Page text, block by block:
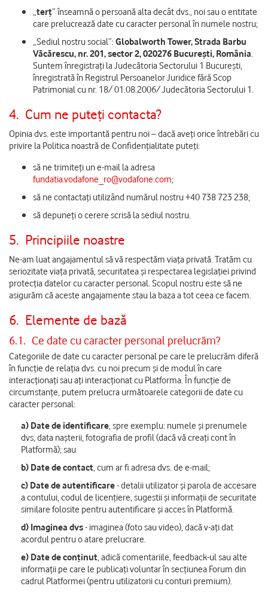
„terț” înseamnă o persoană alta decât dvs., noi sau o entitate
care prelucrează date cu caracter personal în numele nostru;
„Sediul nostru social”:Globalworth Tower, Strada Barbu
Văcărescu, nr. 201, sector 2, 020276 București, România.
Suntem înregistrați la Judecătoria Sectorului 1 București,
înregistrată în Registrul Persoanelor Juridice fără Scop
Patrimonial cu nr. 18/ 01.08.2006/ Judecătoria Sectorului 1.
4. Cum ne puteți contacta?
Opinia dvs. este importantă pentru noi – dacă aveți orice întrebări cu
privire la Politica noastră de Confidențialitate puteți:
să ne trimiteți un e-mail la adresa
fundatia.vodafone_ro@vodafone.com;
să ne contactați utilizând numărul nostru +40 738 723 238;
să depuneți o cerere scrisă la sediul nostru.
5. Principiile noastre
Ne-am luat angajamentul să vă respectăm viața privată. Tratăm cu
seriozitate viața privată, securitatea și respectarea legislației privind
protecția datelor cu caracter personal. Scopul nostru este să ne
asigurăm că aceste angajamente stau la baza a tot ceea ce facem.
6. Elemente de bază
6.1. Ce date cu caracter personal prelucrăm?
Categoriile de date cu caracter personal pe care le prelucrăm diferă
în funcție de relația dvs. cu noi precum și de modul în care
interacționați sau ați interacționat cu Platforma. În funcție de
circumstanțe, putem prelucra următoarele categorii de date cu
caracter personal:
a) Date de identificare, spre exemplu: numele și prenumele
dvs, data nașterii, fotografia de profil (dacă vă creați cont în
Platformă); sau
b) Date de contact, cum ar fi adresa dvs. de e-mail;
c) Date de autentificare- detalii utilizator și parola de accesare
a contului, codul de licențiere, sugestii și informații de securitate
similare folosite pentru autentificare și acces în Platformă.
d) Imaginea dvs- imaginea (foto sau video), dacă v-ați dat
acordul pentru o atare prelucrare.
e) Date de conținut, adică comentariile, feedback-ul sau alte
informații pe care le publicați voluntar în secțiunea Forum din
cadrul Platformei (pentru utilizatorii cu conturi premium).